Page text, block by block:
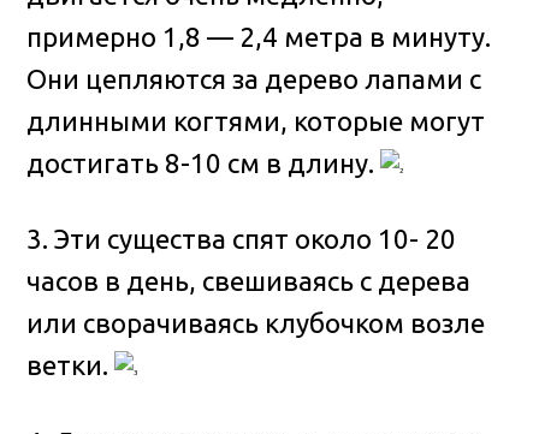
примерно 1,8 — 2,4 метра в минуту.
Они цепляются за дерево лапами с
длинными когтями, которые могут
достигать 8-10 см в длину.
3. Эти существа спят около 10- 20
часов в день, свешиваясь с дерева
или сворачиваясь клубочком возле
ветки.